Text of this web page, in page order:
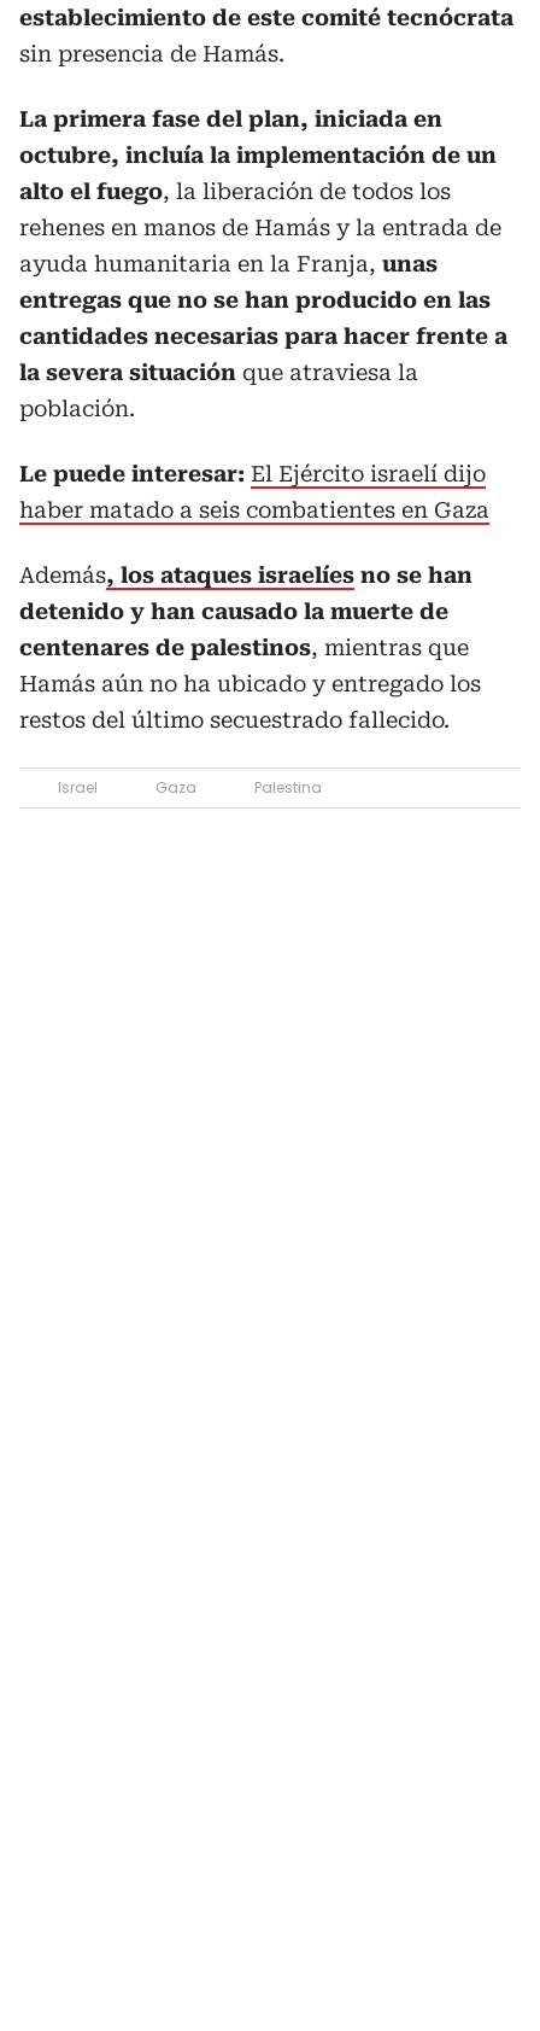
establecimiento de este comité tecnócrata
sin presencia de Hamás.
La primera fase del plan, iniciada en
octubre, incluía la implementación de un
alto el fuego, la liberación de todos los
rehenes en manos de Hamás y la entrada de
ayuda humanitaria en la Franja, unas
entregas que no se han producido en las
cantidades necesarias para hacer frente a
la severa situación que atraviesa la
población.
Le puede interesar: El Ejército israelí dijo
haber matado a seis combatientes en Gaza
Además, los ataques israelíes no se han
detenido y han causado la muerte de
centenares de palestinos, mientras que
Hamás aún no ha ubicado y entregado los
restos del último secuestrado fallecido.
Israel Gaza Palestina